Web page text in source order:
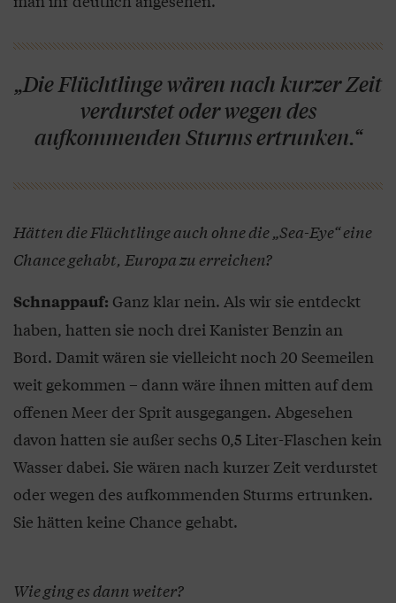
„Die Flüchtlinge wären nach kurzer Zeit
verdurstet oder wegen des
aufkommenden Sturms ertrunken.“
Hätten die Flüchtlinge auch ohne die „Sea-Eye“ eine
Chance gehabt, Europa zu erreichen?
Schnappauf: Ganz klar nein. Als wir sie entdeckt
haben, hatten sie noch drei Kanister Benzin an
Bord. Damit wären sie vielleicht noch 20 Seemeilen
weit gekommen – dann wäre ihnen mitten auf dem
offenen Meer der Sprit ausgegangen. Abgesehen
davon hatten sie außer sechs 0,5 Liter-Flaschen kein
Wasser dabei. Sie wären nach kurzer Zeit verdurstet
oder wegen des aufkommenden Sturms ertrunken.
Sie hätten keine Chance gehabt.
Wie ging es dann weiter?